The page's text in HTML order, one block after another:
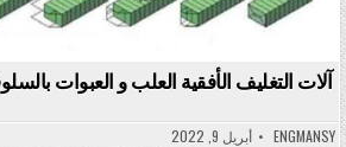
آلات التغليف الأفقية العلب و العبوات
ENGMANSY أبريل 9, 2022